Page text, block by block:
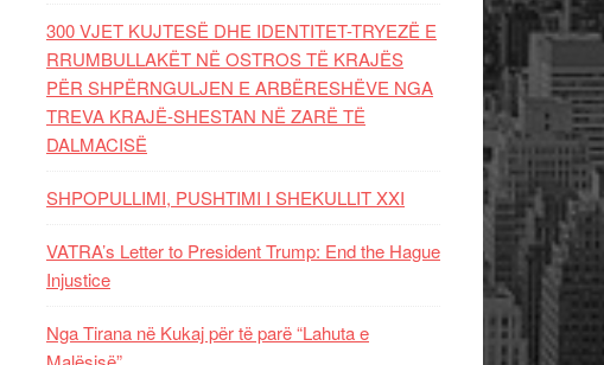
300 VJET KUJTESË DHE IDENTITET-TRYEZË E
RRUMBULLAKËT NË OSTROS TË KRAJËS
PËR SHPËRNGULJEN E ARBËRESHËVE NGA
TREVA KRAJË-SHESTAN NË ZARË TË
DALMACISË
SHPOPULLIMI, PUSHTIMI I SHEKULLIT XXI
VATRA’s Letter to President Trump: End the Hague
Injustice
Nga Tirana në Kukaj për të parë “Lahuta e